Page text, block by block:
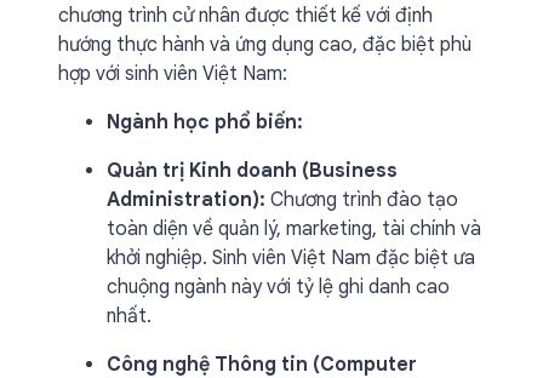
chương trình cử nhân được thiết kế với định
hướng thực hành và ứng dụng cao, đặc biệt phù
hợp với sinh viên Việt Nam:
Ngành học phổ biến:
Quản trị Kinh doanh (Business
Administration): Chương trình đào tạo
toàn diện về quản lý, marketing, tài chính và
khởi nghiệp. Sinh viên Việt Nam đặc biệt ưa
chuộng ngành này với tỷ lệ ghi danh cao
nhất.
Công nghệ Thông tin (Computer